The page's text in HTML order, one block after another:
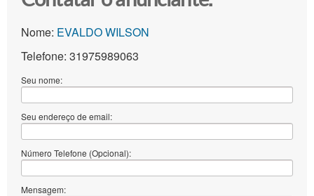
Nome: EVALDO WILSON
Telefone: 31975989063
Seu nome:
Seu endereço de email:
Número Telefone (Opcional):
Mensagem: